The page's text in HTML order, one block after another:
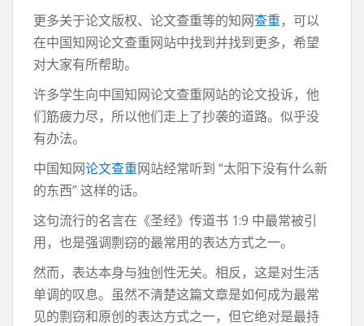
更多关于论文版权、论文查重等的知网查重，可以
在中国知网论文查重网站中找到并找到更多，希望
对大家有所帮助。
许多学生向中国知网论文查重网站的论文投诉，他
们筋疲力尽，所以他们走上了抄袭的道路。似乎没
有办法。
中国知网论文查重网站经常听到 “太阳下没有什么新
的东西” 这样的话。
这句流行的名言在《圣经》传道书 1:9 中最常被引
用，也是强调剽窃的最常用的表达方式之一。
然而，表达本身与独创性无关。相反，这是对生活
单调的叹息。虽然不清楚这篇文章是如何成为最常
见的剽窃和原创的表达方式之一，但它绝对是最持